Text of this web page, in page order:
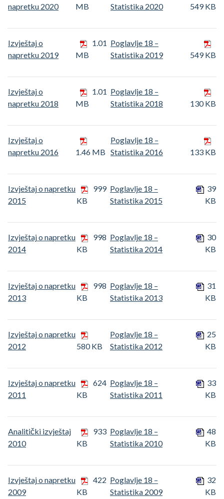
napretku 2020 MB Statistika 2020 549 KB
Izvještaj o
napretku 2019
1.01
MB
Poglavlje 18 –
Statistika 2019
549 KB
Izvještaj o
napretku 2018
1.01
MB
Poglavlje 18 –
Statistika 2018
130 KB
Izvještaj o
napretku 2016
1.46 MB
Poglavlje 18 –
Statistika 2016
133 KB
Izvještaj o napretku
2015
999
KB
Poglavlje 18 –
Statistika 2015
39
KB
Izvještaj o napretku
2014
998
KB
Poglavlje 18 –
Statistika 2014
30
KB
Izvještaj o napretku
2013
998
KB
Poglavlje 18 –
Statistika 2013
31
KB
Izvještaj o napretku
2012
580 KB
Poglavlje 18 –
Statistika 2012
25
KB
Izvještaj o napretku
2011
624
KB
Poglavlje 18 –
Statistika 2011
33
KB
Analitički izvještaj
2010
933
KB
Poglavlje 18 –
Statistika 2010
48
KB
Izvještaj o napretku
2009
422
KB
Poglavlje 18 –
Statistika 2009
32
KB